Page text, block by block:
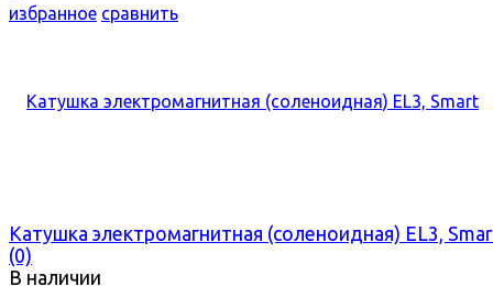
избранное сравнить
Катушка электромагнитная (соленоидная) EL3,
(0)
В наличии